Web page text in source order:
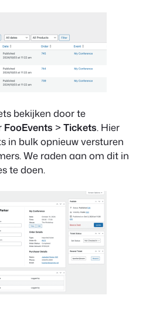
bekijken door te
FooEvents > Tickets. Hier
in bulk opnieuw versturen
We raden aan om dit in
te doen.